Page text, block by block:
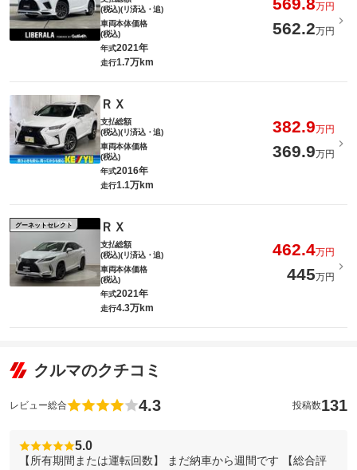
(税込)(リ済込・追)
万円
車両本体価格
(税込)
562.2万円
年式2021年
走行1.7万km
ＲＸ
支払総額
(税込)(リ済込・追)
382.9万円
車両本体価格
(税込)
369.9万円
年式2016年
走行1.1万km
グーネットセレクト ＲＸ
支払総額
(税込)(リ済込・追)
462.4万円
車両本体価格
(税込)
445万円
年式2021年
走行4.3万km
クルマのクチコミ
レビュー総合 4.3 投稿数131
5.0
【所有期間または運転回数】 まだ納車から週間です 【総合評